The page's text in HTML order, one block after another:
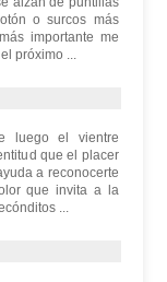
o surcos más
importante me
próximo ...
luego el vientre
que el placer
a reconocerte
que invita a la
...